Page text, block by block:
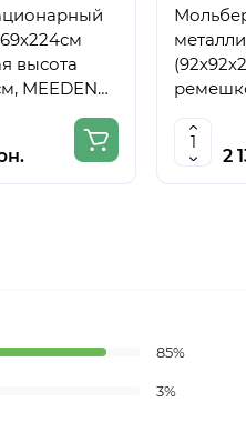
высота
MEEDEN
CRAFT
2
85%
3%